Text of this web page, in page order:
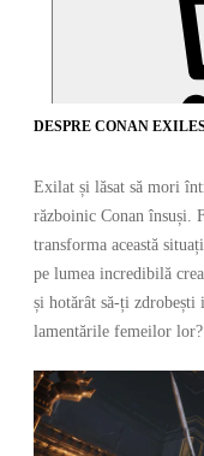
Conan Exiles
DESPRE CONAN
Exilat și lăsat să mori
războinic Conan însuși.
transforma această
pe lumea incredibilă
și hotărât să-ți
lamentările femeilor lor?